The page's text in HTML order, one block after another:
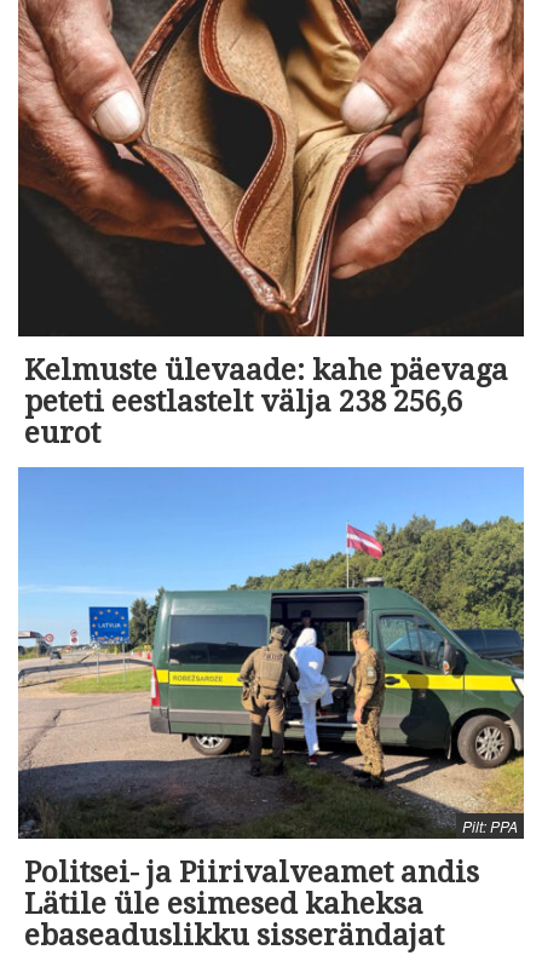
Kelmuste ülevaade: kahe päevaga
peteti eestlastelt välja 238 256,6
eurot
Pilt: PPA
Politsei- ja Piirivalveamet andis
Lätile üle esimesed kaheksa
ebaseaduslikku sisserändajat